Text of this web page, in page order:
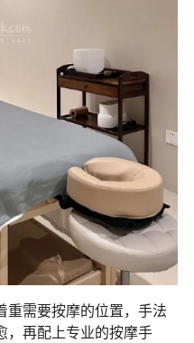
重需要按摩的位置，手法
，再配上专业的按摩手